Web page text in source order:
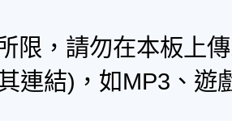
限，請勿在本板上
連結)，如MP3、遊